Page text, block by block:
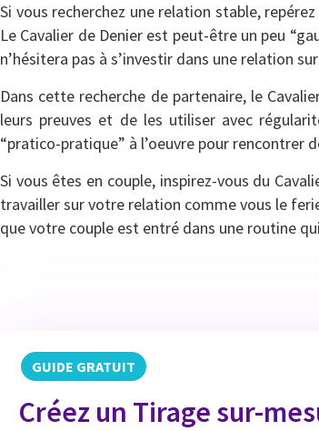
Si vous recherchez une relation stable,
Le Cavalier de Denier est peut-être un peu
n’hésitera pas à s’investir dans une relation
Dans cette recherche de partenaire, le
leurs preuves et de les utiliser avec
“pratico-pratique” à l’oeuvre pour rencontrer
Si vous êtes en couple, inspirez-vous du
travailler sur votre relation comme vous le
que votre couple est entré dans une routine
GUIDE GRATUIT
Créez un Tirage sur-